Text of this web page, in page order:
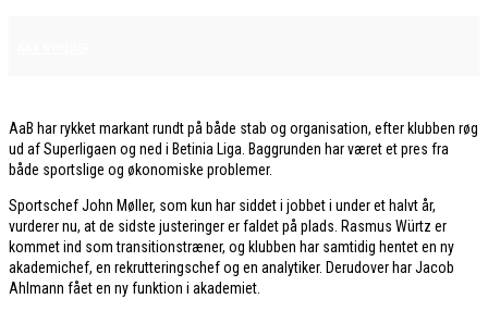
AaB har rykket markant rundt på både stab og organisation, efter klubben røg
ud af Superligaen og ned i Betinia Liga. Baggrunden har været et pres fra
både sportslige og økonomiske problemer.
Sportschef John Møller, som kun har siddet i jobbet i under et halvt år,
vurderer nu, at de sidste justeringer er faldet på plads. Rasmus Würtz er
kommet ind som transitionstræner, og klubben har samtidig hentet en ny
akademichef, en rekrutteringschef og en analytiker. Derudover har Jacob
Ahlmann fået en ny funktion i akademiet.